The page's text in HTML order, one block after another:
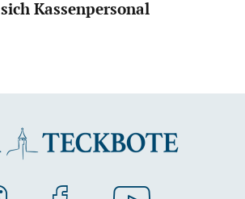
sich Kassenpersonal